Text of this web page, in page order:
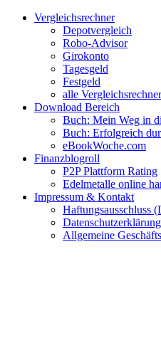
Zum
Facebook
Twitter
Instagram
Pinterest
YouTubeVergleichsrechner
Depotvergleich
Robo-Advisor
Girokonto
Tagesgeld
Festgeld
alle Vergleichsrechner
Download Bereich
Buch: Mein Weg in
Buch: Erfolgreich
eBookWoche.com
Finanzblogroll
P2P Plattform Rating
Edelmetalle online
Impressum & Kontakt
Haftungsausschluss
Datenschutzerklärung
Allgemeine